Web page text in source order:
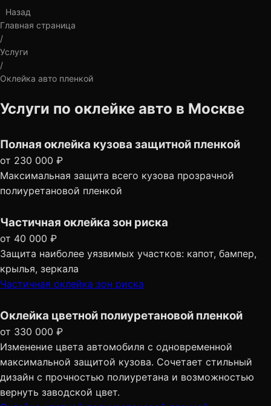
Назад
Главная страница
/
Услуги
/
Оклейка авто пленкой
Услуги по оклейке авто в Москве
Полная оклейка кузова защитной пленкой
от 230 000 ₽
Максимальная защита всего кузова прозрачной
полиуретановой пленкой
Частичная оклейка зон риска
от 40 000 ₽
Защита наиболее уязвимых участков: капот, бампер,
крылья, зеркала
Частичная оклейка зон риска
Оклейка цветной полиуретановой пленкой
от 330 000 ₽
Изменение цвета автомобиля с одновременной
максимальной защитой кузова. Сочетает стильный
дизайн с прочностью полиуретана и возможностью
вернуть заводской цвет.